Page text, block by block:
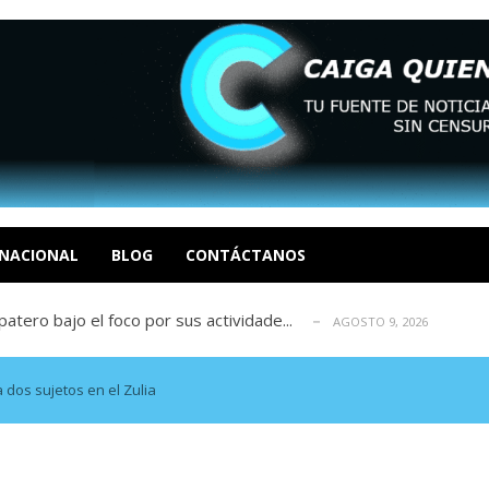
BLOG CONTÁCTANOS
en Venezuela tras finalizar su mis... AGOSTO 9, 2026
fondos para afectados por los terr... AGOSTO 9, 2026
deja un policía muerto AGOSTO 9, 2026
bajo el foco por sus actividade...
las secuelas que deja la prisión ... AGOSTO 9, 2026
en Venezuela tras finalizar su mis... AGOSTO 9, 2026
fondos para afectados por los terr...
deja un policía muerto AGOSTO 9, 2026
dos sujetos en el Zulia